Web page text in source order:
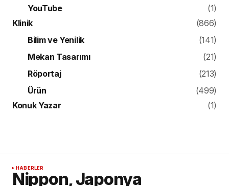
YouTube
(1)
Klinik
(866)
Bilim ve Yenilik
(141)
Mekan Tasarımı
(21)
Röportaj
(213)
Ürün
(499)
Konuk Yazar
(1)
HABERLER
Nippon, Japonya